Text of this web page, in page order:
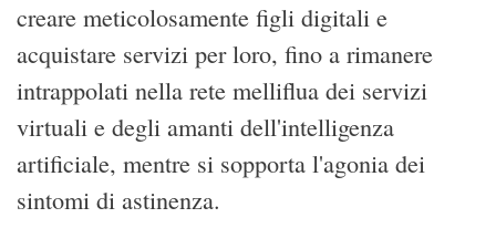
creare meticolosamente figli digitali e
acquistare servizi per loro, fino a rimanere
intrappolati nella rete melliflua dei servizi
virtuali e degli amanti dell'intelligenza
artificiale, mentre si sopporta l'agonia dei
sintomi di astinenza.